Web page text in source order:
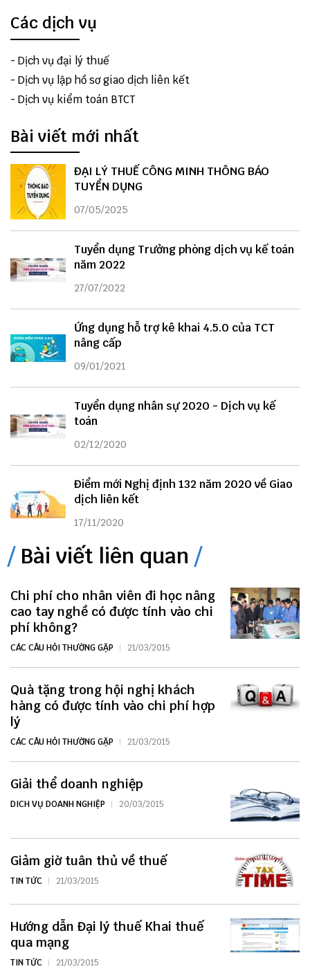
Các dịch vụ
- Dịch vụ đại lý thuế
- Dịch vụ lập hồ sơ giao dịch liên kết
- Dịch vụ kiểm toán BTCT
Bài viết mới nhất
ĐẠI LÝ THUẾ CÔNG MINH THÔNG BÁO
TUYỂN DỤNG
07/05/2025
Tuyển dụng Trưởng phòng dịch vụ kế toán
năm 2022
27/07/2022
Ứng dụng hỗ trợ kê khai 4.5.0 của TCT
nâng cấp
09/01/2021
Tuyển dụng nhân sự 2020 - Dịch vụ kế
toán
02/12/2020
Điểm mới Nghị định 132 năm 2020 về Giao
dịch liên kết
17/11/2020
Bài viết liên quan
Chi phí cho nhân viên đi học nâng
cao tay nghề có được tính vào chi
phí không?
CÁC CÂU HỎI THƯỜNG GẶP 21/03/2015
Quà tặng trong hội nghị khách
hàng có được tính vào chi phí hợp
lý
CÁC CÂU HỎI THƯỜNG GẶP 21/03/2015
Giải thể doanh nghiệp
DICH VỤ DOANH NGHIỆP 20/03/2015
Giảm giờ tuân thủ về thuế
TIN TỨC 21/03/2015
Hướng dẫn Đại lý thuế Khai thuế
qua mạng
TIN TỨC 21/03/2015